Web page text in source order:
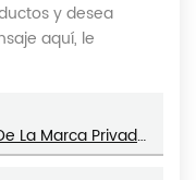
y desea
aquí, le
El Acondicionador Del Champú De La Marca Privada Fijó La Biotina El 100% Orgánico Natural Para El Cuidado Del Cabello De Los Hombres Y De Las Mujeres